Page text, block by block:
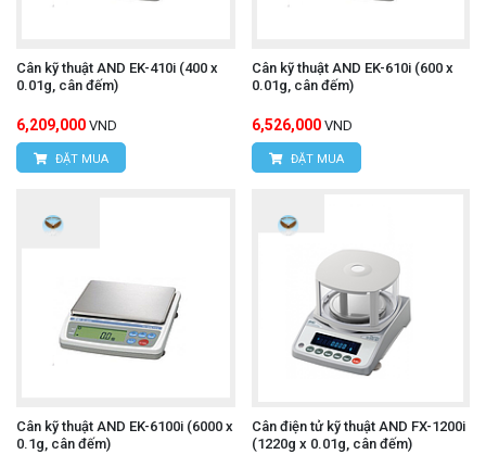
Cân kỹ thuật AND EK-410i (400 x
0.01g, cân đếm)
6,209,000 VND
ĐẶT MUA
Cân kỹ thuật AND EK-610i (600 x
0.01g, cân đếm)
6,526,000 VND
ĐẶT MUA
Cân kỹ thuật AND EK-6100i (6000 x
0.1g, cân đếm)
Cân điện tử kỹ thuật AND FX-1200i
(1220g x 0.01g, cân đếm)